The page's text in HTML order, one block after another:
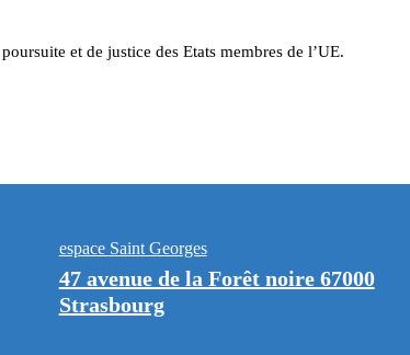
et de justice des Etats membres de l’UE.
espace Saint Georges
47 avenue de la Forêt noire 67000
Strasbourg